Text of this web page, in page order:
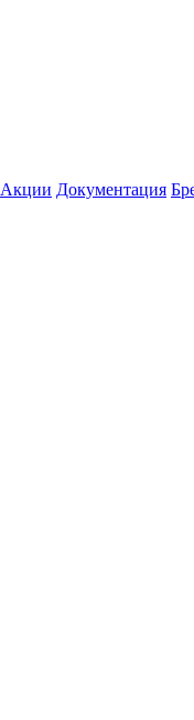
Акции Документация